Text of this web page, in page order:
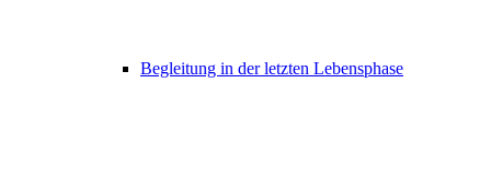
Begleitung in der letzten Lebensphase